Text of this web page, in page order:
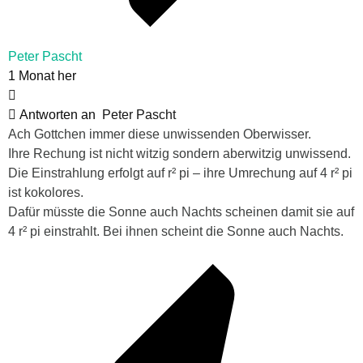
Peter Pascht
1 Monat her
Antworten an
Peter Pascht
Ach Gottchen immer diese unwissenden Oberwisser.
Ihre Rechung ist nicht witzig sondern aberwitzig unwissend.
Die Einstrahlung erfolgt auf r² pi – ihre Umrechung auf 4 r² pi
ist kokolores.
Dafür müsste die Sonne auch Nachts scheinen damit sie auf
4 r² pi einstrahlt. Bei ihnen scheint die Sonne auch Nachts.